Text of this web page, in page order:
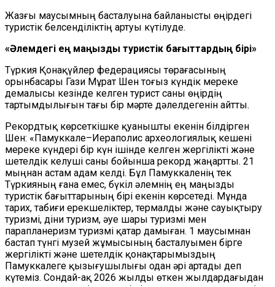
Жазғы маусымның басталуына байланысты өңірдегі
туристік белсенділіктің артуы күтілуде.
«Әлемдегі ең маңызды туристік бағыттардың бірі»
Түркия Қонақүйлер федерациясы төрағасының
орынбасары Гази Мұрат Шен тоғыз күндік мереке
демалысы кезінде келген турист саны өңірдің
тартымдылығын тағы бір мәрте дәлелдегенін айтты.
Рекордтық көрсеткішке қуанышты екенін білдірген
Шен: «Памуккале–Иераполис археологиялық кешені
мереке күндері бір күн ішінде келген жергілікті және
шетелдік келуші саны бойынша рекорд жаңартты. 21
мыңнан астам адам келді. Бұл Памуккаленің тек
Түркияның ғана емес, бүкіл әлемнің ең маңызды
туристік бағыттарының бірі екенін көрсетеді. Мұнда
тарих, табиғи ерекшеліктер, термалды және сауықтыру
туризмі, діни туризм, әуе шары туризмі мен
парапланеризм туризмі қатар дамыған. 1 маусымнан
бастап түнгі музей жұмысының басталуымен бірге
жергілікті және шетелдік қонақтарымыздың
Памуккалеге қызығушылығы одан әрі артады деп
күтеміз. Сондай-ақ 2026 жылды өткен жылдардағыдан